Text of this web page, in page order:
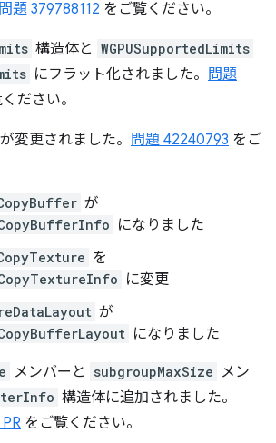
問題 379788112 をご覧ください。
構造体と WGPUSupportedLimits
にフラット化されました。 問題
ださい。
変更されました。 問題 42240793 をご
が
になりました
を
に変更
が
になりました
メンバーと subgroupMaxSize メン
構造体に追加されました。
をご覧ください。